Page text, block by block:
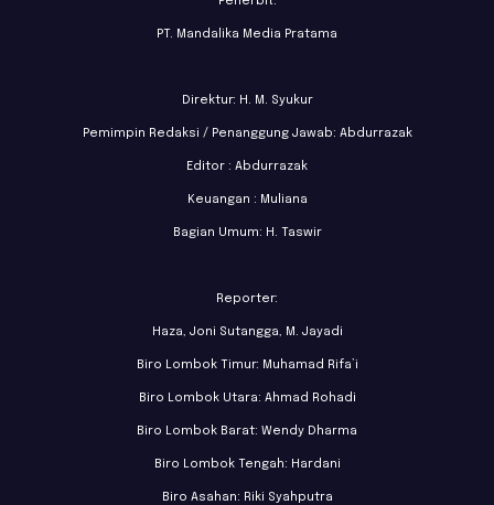
PT. Mandalika Media Pratama
Direktur: H. M. Syukur
Pemimpin Redaksi / Penanggung Jawab: Abdurrazak
Editor : Abdurrazak
Keuangan : Muliana
Bagian Umum: H. Taswir
Reporter:
Haza, Joni Sutangga, M. Jayadi
Biro Lombok Timur: Muhamad Rifa’i
Biro Lombok Utara: Ahmad Rohadi
Biro Lombok Barat: Wendy Dharma
Biro Lombok Tengah: Hardani
Biro Asahan: Riki Syahputra